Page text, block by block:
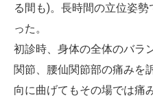
る間も)。長時間の立位姿
った。
初診時、身体の全体のバラ
関節、腰仙関節部の痛みを
向に曲げてもその場では痛